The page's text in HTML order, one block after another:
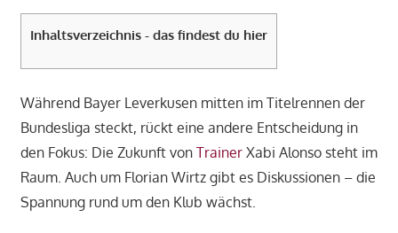
Inhaltsverzeichnis - das findest du hier
Während Bayer Leverkusen mitten im Titelrennen der
Bundesliga steckt, rückt eine andere Entscheidung in
den Fokus: Die Zukunft von TrainerXabi Alonso steht im
Raum. Auch um Florian Wirtz gibt es Diskussionen – die
Spannung rund um den Klub wächst.